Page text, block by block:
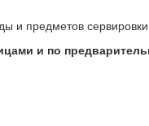
и предметов
и по